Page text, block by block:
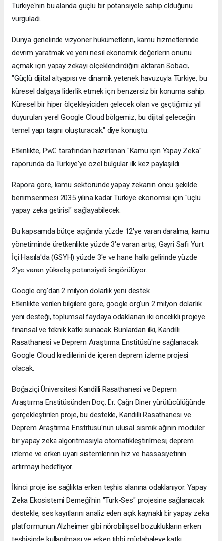
Türkiye'nin bu alanda güçlü bir potansiyele sahip olduğunu
vurguladı.
Dünya genelinde vizyoner hükümetlerin, kamu hizmetlerinde
devrim yaratmak ve yeni nesil ekonomik değerlerin önünü
açmak için yapay zekayı ölçeklendirdiğini aktaran Sobacı,
"Güçlü dijital altyapısı ve dinamik yetenek havuzuyla Türkiye, bu
küresel dalgaya liderlik etmek için benzersiz bir konuma sahip.
Küresel bir hiper ölçekleyiciden gelecek olan ve geçtiğimiz yıl
duyurulan yerel Google Cloud bölgemiz, bu dijital geleceğin
temel yapı taşını oluşturacak." diye konuştu.
Etkinlikte, PwC tarafından hazırlanan "Kamu için Yapay Zeka"
raporunda da Türkiye'ye özel bulgular ilk kez paylaşıldı.
Rapora göre, kamu sektöründe yapay zekanın öncü şekilde
benimsenmesi 2035 yılına kadar Türkiye ekonomisi için "üçlü
yapay zeka getirisi" sağlayabilecek.
Bu kapsamda bütçe açığında yüzde 12'ye varan daralma, kamu
yönetiminde üretkenlikte yüzde 3'e varan artış, Gayri Safi Yurt
İçi Hasıla'da (GSYH) yüzde 3'e ve hane halkı gelirinde yüzde
2'ye varan yükseliş potansiyeli öngörülüyor.
Google.org'dan 2 milyon dolarlık yeni destek
Etkinlikte verilen bilgilere göre, google.org'un 2 milyon dolarlık
yeni desteği, toplumsal faydaya odaklanan iki öncelikli projeye
finansal ve teknik katkı sunacak. Bunlardan ilki, Kandilli
Rasathanesi ve Deprem Araştırma Enstitüsü'ne sağlanacak
Google Cloud kredilerini de içeren deprem izleme projesi
olacak.
Boğaziçi Üniversitesi Kandilli Rasathanesi ve Deprem
Araştırma Enstitüsünden Doç. Dr. Çağrı Diner yürütücülüğünde
gerçekleştirilen proje, bu destekle, Kandilli Rasathanesi ve
Deprem Araştırma Enstitüsü'nün ulusal sismik ağının modüler
bir yapay zeka algoritmasıyla otomatikleştirilmesi, deprem
izleme ve erken uyarı sistemlerinin hız ve hassasiyetinin
artırmayı hedefliyor.
İkinci proje ise sağlıkta erken teşhis alanına odaklanıyor. Yapay
Zeka Ekosistemi Derneği'nin "Türk-Ses" projesine sağlanacak
destekle, ses kayıtlarını analiz eden açık kaynaklı bir yapay zeka
platformunun Alzheimer gibi nörobilişsel bozuklukların erken
teşhisinde kullanılması ve erken tıbbi müdahaleye katkı